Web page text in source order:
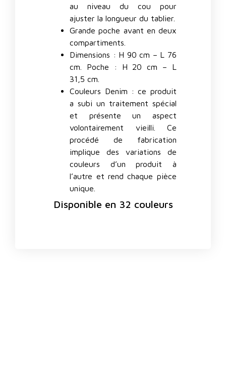
au niveau du cou pour
ajuster la longueur du tablier.
Grande poche avant en deux
compartiments.
Dimensions : H 90 cm – L 76
cm. Poche : H 20 cm – L
31,5 cm.
Couleurs Denim : ce produit
a subi un traitement spécial
et présente un aspect
volontairement vieilli. Ce
procédé de fabrication
implique des variations de
couleurs d’un produit à
l’autre et rend chaque pièce
unique.
Disponible en 32 couleurs